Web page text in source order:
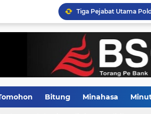
Distribusi BBM Subsidi
Bitung Minahasa